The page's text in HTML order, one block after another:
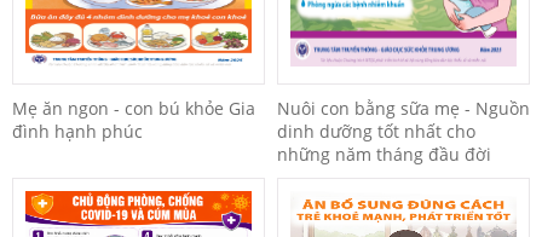
Mẹ ăn ngon - con bú khỏe Gia
đình hạnh phúc
Nuôi con bằng sữa mẹ - Nguồn
dinh dưỡng tốt nhất cho
những năm tháng đầu đời